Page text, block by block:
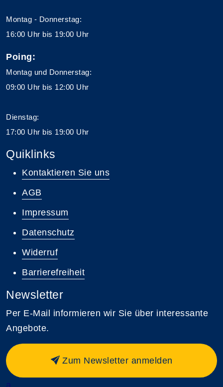
Montag - Donnerstag:
16:00 Uhr bis 19:00 Uhr
Poing:
Montag und Donnerstag:
09:00 Uhr bis 12:00 Uhr
Dienstag:
17:00 Uhr bis 19:00 Uhr
Quiklinks
Kontaktieren Sie uns
AGB
Impressum
Datenschutz
Widerruf
Barrierefreiheit
Newsletter
Per E-Mail informieren wir Sie über interessante
Angebote.
Zum Newsletter anmelden
a